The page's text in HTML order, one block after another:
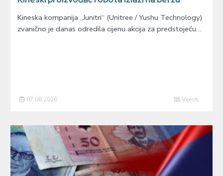
Kineska kompanija „Junitri“ (Unitree / Yushu Technology)
zvanično je danas odredila cijenu akcija za predstojeću…
07.08.2026 Vijesti